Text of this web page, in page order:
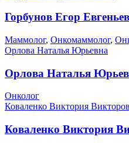
Горбунов Егор
Маммолог, Онкомаммолог,
Орлова Наталья Юрьевна
Орлова Наталья
Онколог
Коваленко Виктория
Коваленко Виктория